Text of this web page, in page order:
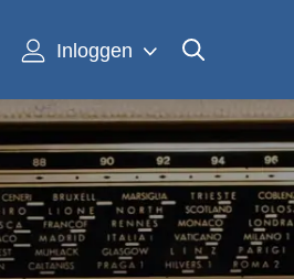
Inloggen